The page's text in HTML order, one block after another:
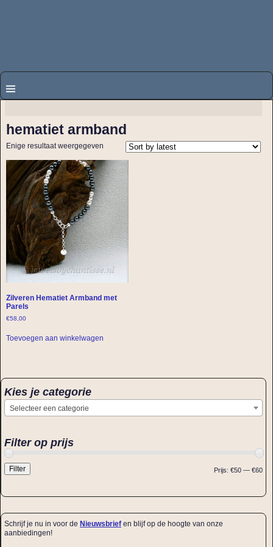
hematiet armband
Enige resultaat weergegeven
Zilveren Hematiet Armband met
Parels
€58,00
Toevoegen aan winkelwagen
Kies je categorie
Selecteer een categorie
Filter op prijs
Filter Prijs: €50 — €60
Schrijf je nu in voor de Nieuwsbrief en blijf op de hoogte van onze
aanbiedingen!